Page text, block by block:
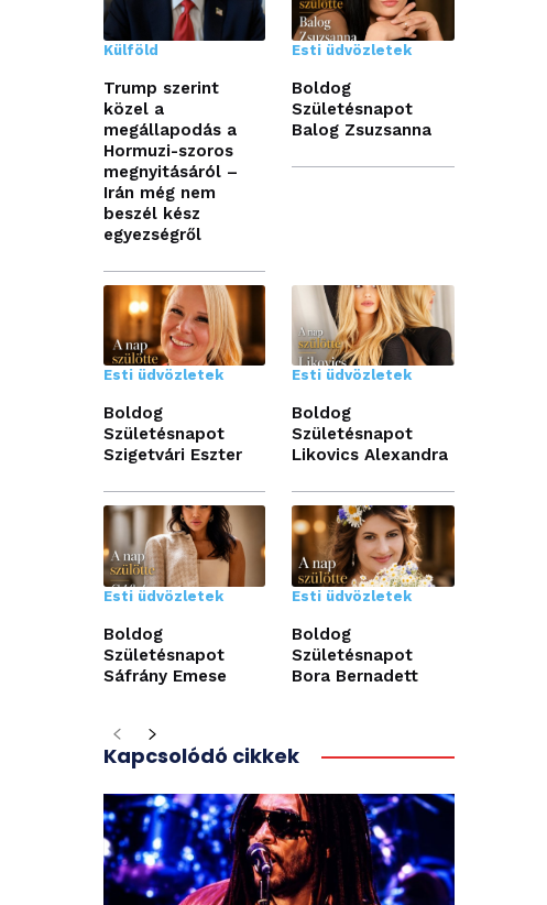
Külföld
Trump szerint
közel a
megállapodás a
Hormuzi-szoros
megnyitásáról –
Irán még nem
beszél kész
egyezségről
Esti üdvözletek
Boldog
Születésnapot
Balog Zsuzsanna
Esti üdvözletek
Boldog
Születésnapot
Szigetvári Eszter
Esti üdvözletek
Boldog
Születésnapot
Likovics Alexandra
Esti üdvözletek
Boldog
Születésnapot
Sáfrány Emese
Esti üdvözletek
Boldog
Születésnapot
Bora Bernadett
Kapcsolódó cikkek